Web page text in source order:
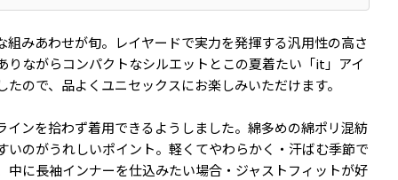
みあわせが旬。レイヤードで実力を発揮する汎用性の高さ
ながらコンパクトなシルエットとこの夏着たい「it」アイ
ので、品よくユニセックスにお楽しみいただけます。
ンを拾わず着用できるようしました。綿多めの綿ポリ混紡
のがうれしいポイント。軽くてやわらかく・汗ばむ季節で
に長袖インナーを仕込みたい場合・ジャストフィットが好